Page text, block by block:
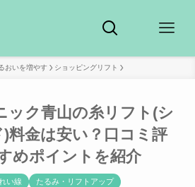
おいを増やす ショッピングリフト
ック青山の糸リフト(シ
料金は安い？口コミ評
めポイントを紹介
い線
たるみ・リフトアップ